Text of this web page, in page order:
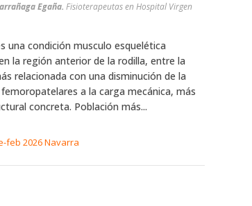
Egaña. Fisioterapeutas en Hospital Virgen
una condición musculo esquelética
la región anterior de la rodilla, entre la
relacionada con una disminución de la
a la carga mecánica, más
concreta. Población más...
feb 2026 Navarra